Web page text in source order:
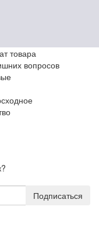
товара
вопросов
Подписаться